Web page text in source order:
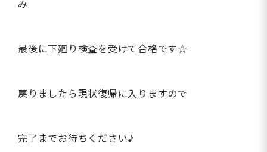
み
最後に下廻り検査を受けて合格です☆
戻りましたら現状復帰に入りますので
完了までお待ちください♪